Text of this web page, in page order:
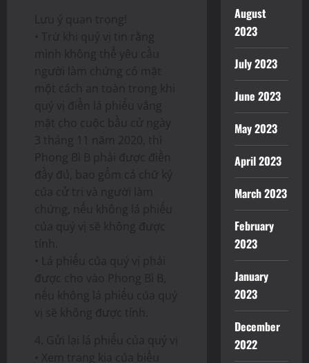
Lưu ý quan trọng!
• Trừ khi quý vị tin rằng
mình không thể yêu cầu
người làm chứng có mặt
một cách an toàn trong khi
quý vị điền lá phiếu vắng
mặt cho cuộc bầu cử ngày
3 tháng 11 năm 2020, thì
Phong Bì B phải được điền
đầy đủ, bao gồm cả chữ ký
của cử tri và người làm
chứng, nếu không lá phiếu
của quý vị sẽ không được
tính.
• Lá phiếu của quý vị phải
được cho vào Phong Bì B,
nếu không lá phiếu của quý
vị sẽ không được tính.
4. Gửi lại lá phiếu của quý vị
• Xem trang kia của biểu
August
2023
July 2023
June 2023
May 2023
April 2023
March 2023
February
2023
January
2023
December
2022